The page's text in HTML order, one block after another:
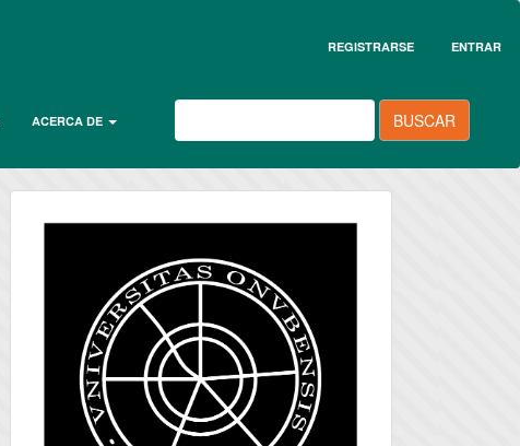
REGISTRARSE ENTRAR
ACERCA DE BUSCAR
universidad